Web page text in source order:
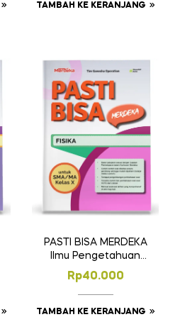
TAMBAH KE KERANJANG
PASTI BISA MERDEKA
Ilmu Pengetahuan
Alam – Fisika
SMA/MA Kelas X
Rp40.000
TAMBAH KE KERANJANG